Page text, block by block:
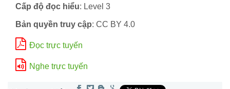
Cấp độ đọc hiểu: Level 3
Bản quyền truy cập: CC BY 4.0
Đọc trực tuyến
Nghe trực tuyến